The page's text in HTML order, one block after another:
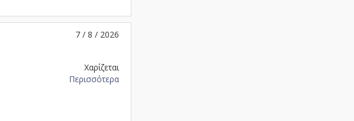
7 / 8 / 2026
Χαρίζεται
Περισσότερα